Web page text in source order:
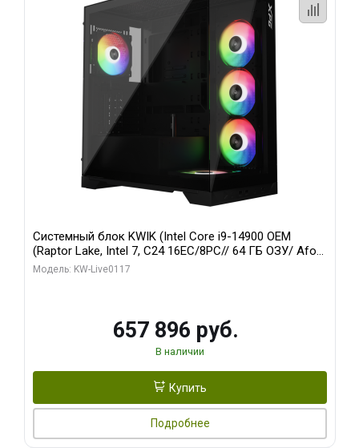
Системный блок KWIK (Intel Core i9-14900 OEM
(Raptor Lake, Intel 7, C24 16EC/8PC// 64 ГБ ОЗУ/ Afox
RTX4090 24GB GDDR6X 384-Bit 3xDP HDMI ATX Turbo/
Модель: KW-Live0117
657 896 руб.
В наличии
Купить
Подробнее